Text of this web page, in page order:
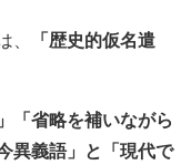
「歴史的仮名遣
「省略を補いながら
異義語」と「現代で